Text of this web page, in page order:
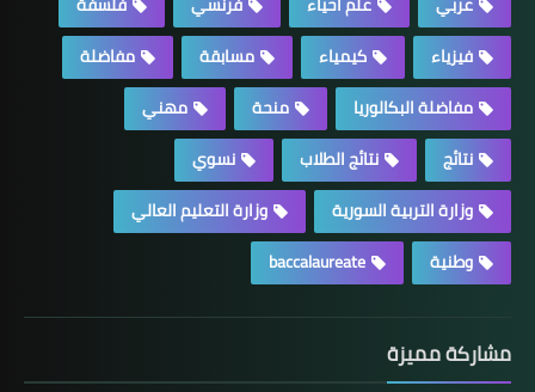
فيزياء
كيمياء مسابقة
مفاضلة
مفاضلة البكالوريا
منحة
مهني
نتائج
نتائج الطلاب
نسوي
وزارة التربية السورية
وزارة التعليم العالي
وطنية
baccalaureate
مشاركة مميزة